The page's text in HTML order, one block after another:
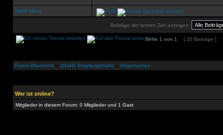
Nach oben
Beiträge der letzten Zeit anzeigen:
Seite 1 von 1 [ 20 Beiträge ]
Foren-Übersicht » -[GoH]- Empfangshalle » Allgemeines
Wer ist online?
Mitglieder in diesem Forum: 0 Mitglieder und 1 Gast